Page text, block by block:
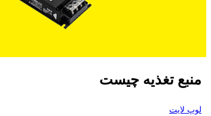
منبع تغذیه چیست
لوپ لایت